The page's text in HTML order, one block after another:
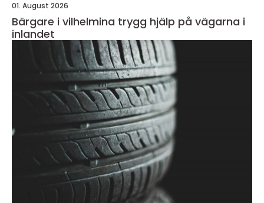
01. August 2026
Bärgare i vilhelmina trygg hjälp på vägarna i
inlandet